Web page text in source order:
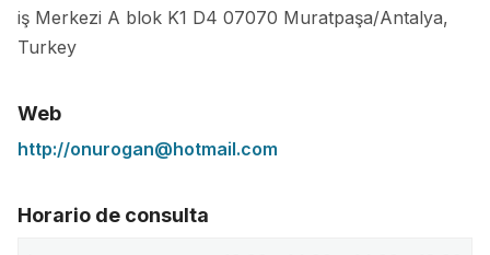
iş Merkezi A blok K1 D4 07070 Muratpaşa/Antalya,
Turkey
Web
http://onurogan@hotmail.com
Horario de consulta